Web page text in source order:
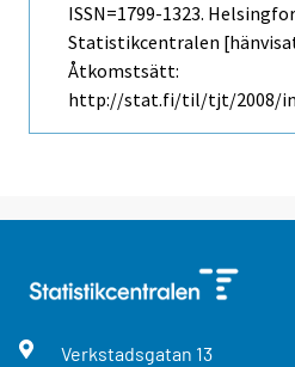
ISSN=1799-1323.
Statistikcentralen
Åtkomstsätt:
http://stat.fi/til/tjt/2008/
Verkstadsgatan 13